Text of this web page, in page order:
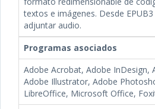
textos e imágenes. Desde
adjuntar audio.
Programas asociados
Adobe Acrobat, Adobe InDesign,
Adobe Illustrator, Adobe
LibreOffice, Microsoft Office,